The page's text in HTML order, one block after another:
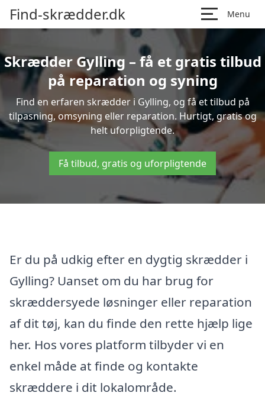
Find-skrædder.dk Menu
Skrædder Gylling – få et gratis tilbud
på reparation og syning
Find en erfaren skrædder i Gylling, og få et tilbud på
tilpasning, omsyning eller reparation. Hurtigt, gratis og
helt uforpligtende.
Få tilbud, gratis og uforpligtende
Er du på udkig efter en dygtig skrædder i
Gylling? Uanset om du har brug for
skræddersyede løsninger eller reparation
af dit tøj, kan du finde den rette hjælp lige
her. Hos vores platform tilbyder vi en
enkel måde at finde og kontakte
skræddere i dit lokalområde.